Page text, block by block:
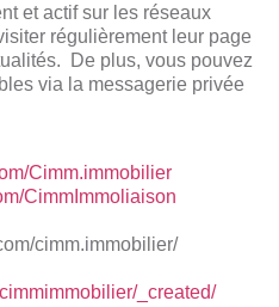
et actif sur les réseaux
régulièrement leur page
De plus, vous pouvez
via la messagerie privée
Cimm.immobilier
CimmImmoliaison
cimm.immobilier/
_created/